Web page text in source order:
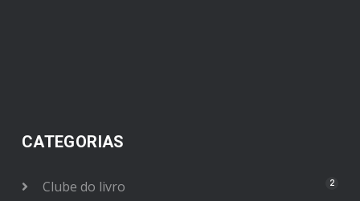
CATEGORIAS
Clube do livro 2